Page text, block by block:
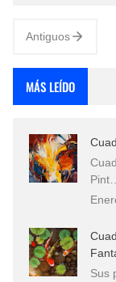
Antiguos
MÁS LEÍDO
Pint…
Sus